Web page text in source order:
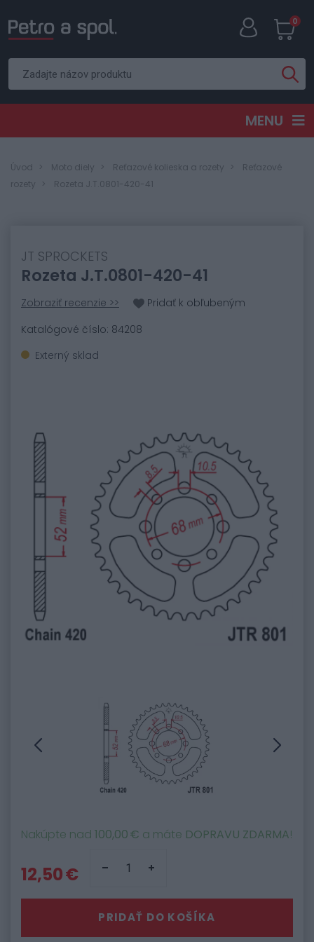
0
MENU
Úvod Moto diely Reťazové kolieska a rozety
Reťazové
rozety
Rozeta J.T.0801-420-41
JT SPROCKETS
Rozeta J.T.0801-420-41
Zobraziť recenzie >>
Pridať k obľubeným
Katalógové číslo: 84208
Externý sklad
Nakúpte nad 100,00 € a máte DOPRAVU ZDARMA!
12,50 €
PRIDAŤ DO KOŠÍKA